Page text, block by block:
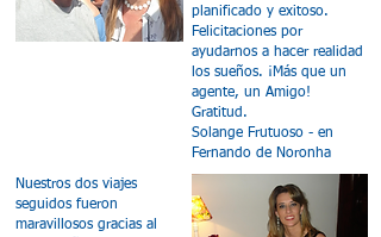
planificado y exitoso.
Felicitaciones por
ayudarnos a hacer realidad
los sueños. ¡Más que un
agente, un Amigo!
Gratitud.
Solange Frutuoso - en
Fernando de Noronha
Nuestros dos viajes
seguidos fueron
maravillosos gracias al